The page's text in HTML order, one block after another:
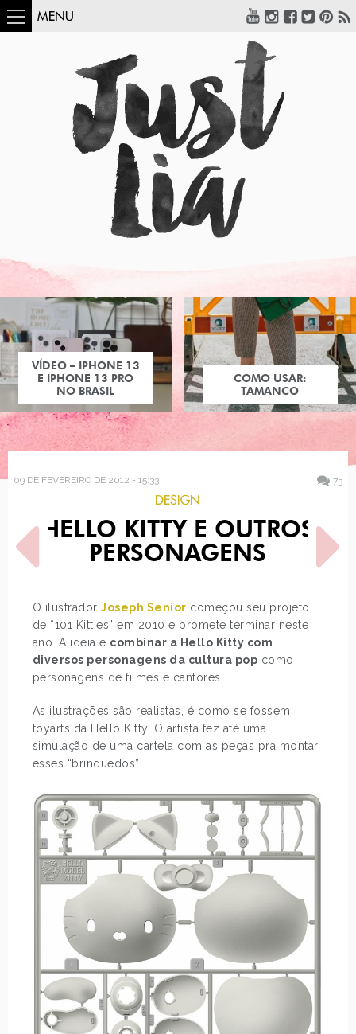
MENU
COMO USAR:
TAMANCO
09 DE FEVEREIRO DE 2012 - 15:33 73
DESIGN
HELLO KITTY E OUTROS
PERSONAGENS
O ilustradorJoseph Senior começou seu projeto
de “101 Kitties” em 2010 e promete terminar neste
ano. A ideia é combinar a Hello Kitty com
diversos personagens da cultura pop como
personagens de filmes e cantores.
As ilustrações são realistas, é como se fossem
toyarts da Hello Kitty. O artista fez até uma
simulação de uma cartela com as peças pra montar
esses “brinquedos”.
POST ANTERIOR
BATALHA: LINDSAY LOHAN
PRÓXIMO POST
LOOK DO DIA: MIX DE
ESTAMPAS